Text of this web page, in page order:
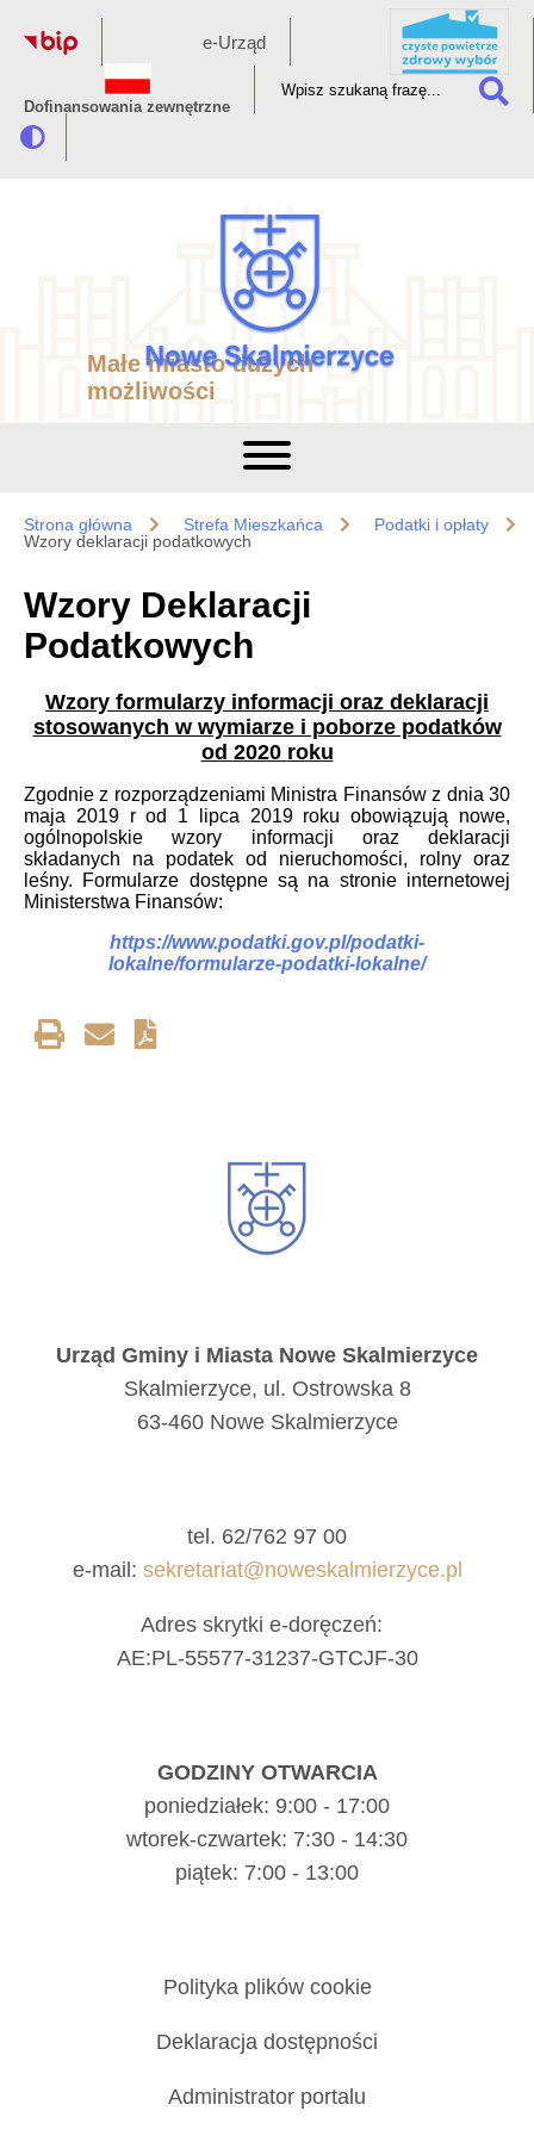
e-Urząd
Dofinansowania zewnętrzne
Małe miasto dużych
możliwości
Strona główna Strefa Mieszkańca
Podatki i opłaty
Wzory deklaracji podatkowych
Wzory Deklaracji
Podatkowych
Wzory formularzy informacji oraz deklaracji
stosowanych w wymiarze i poborze podatków
od 2020 roku
Zgodnie z rozporządzeniami Ministra Finansów z dnia 30
maja 2019 r od 1 lipca 2019 roku obowiązują nowe,
ogólnopolskie wzory informacji oraz deklaracji
składanych na podatek od nieruchomości, rolny oraz
leśny. Formularze dostępne są na stronie internetowej
Ministerstwa Finansów:
https://www.podatki.gov.pl/podatki-
lokalne/formularze-podatki-lokalne/
Urząd Gminy i Miasta Nowe Skalmierzyce
Skalmierzyce, ul. Ostrowska 8
63-460 Nowe Skalmierzyce
tel. 62/762 97 00
e-mail: sekretariat@noweskalmierzyce.pl
Adres skrytki e-doręczeń:
AE:PL-55577-31237-GTCJF-30
GODZINY OTWARCIA
poniedziałek: 9:00 - 17:00
wtorek-czwartek: 7:30 - 14:30
piątek: 7:00 - 13:00
Polityka plików cookie
Deklaracja dostępności
Administrator portalu